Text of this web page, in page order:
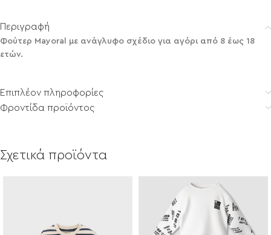
Περιγραφή
Φούτερ Mayoral με ανάγλυφο σχέδιο για αγόρι από 8 έως 18
ετών.
Επιπλέον πληροφορίες
Φροντίδα προϊόντος
Σχετικά προϊόντα